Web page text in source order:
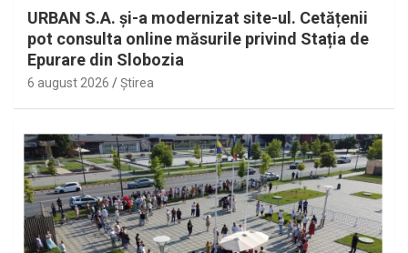
URBAN S.A. și-a modernizat site-ul. Cetățenii
pot consulta online măsurile privind Stația de
Epurare din Slobozia
6 august 2026 Ştirea